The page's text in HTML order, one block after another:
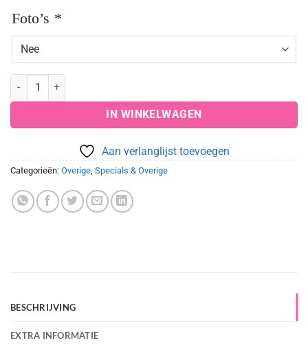
Foto’s *
Zwem pakket aantal
IN WINKELWAGEN
Aan verlanglijst toevoegen
Categorieën: Overige Specials & Overige
BESCHRIJVING
EXTRA INFORMATIE